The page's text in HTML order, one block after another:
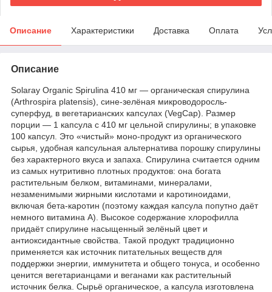
Описание Характеристики Доставка Оплата
Описание
Solaray Organic Spirulina 410 мг — органическая спирулина
(Arthrospira platensis), сине-зелёная микроводоросль-
суперфуд, в вегетарианских капсулах (VegCap). Размер
порции — 1 капсула с 410 мг цельной спирулины; в упаковке
100 капсул. Это «чистый» моно-продукт из органического
сырья, удобная капсульная альтернатива порошку спирулины
без характерного вкуса и запаха. Спирулина считается одним
из самых нутритивно плотных продуктов: она богата
растительным белком, витаминами, минералами,
незаменимыми жирными кислотами и каротиноидами,
включая бета-каротин (поэтому каждая капсула попутно даёт
немного витамина A). Высокое содержание хлорофилла
придаёт спирулине насыщенный зелёный цвет и
антиоксидантные свойства. Такой продукт традиционно
применяется как источник питательных веществ для
поддержки энергии, иммунитета и общего тонуса, и особенно
ценится вегетарианцами и веганами как растительный
источник белка. Сырьё органическое, а капсула изготовлена